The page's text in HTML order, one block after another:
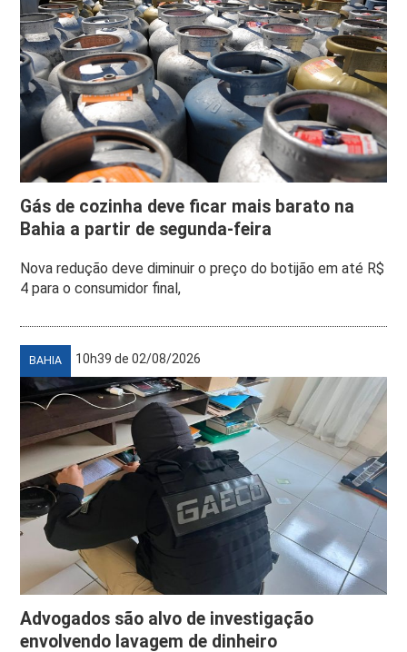
Gás de cozinha deve ficar mais barato na
Bahia a partir de segunda-feira
Nova redução deve diminuir o preço do botijão em até R$
4 para o consumidor final,
BAHIA 10h39 de 02/08/2026
Advogados são alvo de investigação
envolvendo lavagem de dinheiro